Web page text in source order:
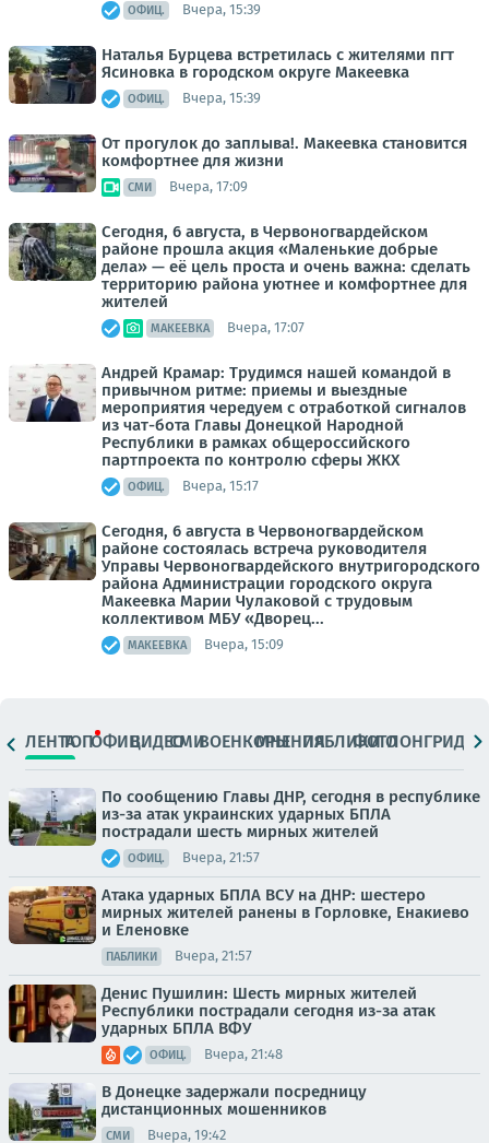
ОФИЦ. Вчера, 15:39
Наталья Бурцева встретилась с жителями пгт
Ясиновка в городском округе Макеевка
ОФИЦ. Вчера, 15:39
От прогулок до заплыва!. Макеевка становится
комфортнее для жизни
СМИ Вчера, 17:09
Сегодня, 6 августа, в Червоногвардейском
районе прошла акция «Маленькие добрые
дела» — её цель проста и очень важна: сделать
территорию района уютнее и комфортнее для
жителей
МАКЕЕВКА Вчера, 17:07
Андрей Крамар: Трудимся нашей командой в
привычном ритме: приемы и выездные
мероприятия чередуем с отработкой сигналов
из чат-бота Главы Донецкой Народной
Республики в рамках общероссийского
партпроекта по контролю сферы ЖКХ
ОФИЦ. Вчера, 15:17
Сегодня, 6 августа в Червоногвардейском
районе состоялась встреча руководителя
Управы Червоногвардейского внутригородского
района Администрации городского округа
Макеевка Марии Чулаковой с трудовым
коллективом МБУ «Дворец...
МАКЕЕВКА Вчера, 15:09
ЛЕНТАТОПОФИЦ.ВИДЕОСМИВОЕНКОРЫМНЕНИЯПАБЛИКИ
ФОТОЛОНГРИДЫ
По сообщению Главы ДНР, сегодня в республике
из-за атак украинских ударных БПЛА
пострадали шесть мирных жителей
ОФИЦ. Вчера, 21:57
Атака ударных БПЛА ВСУ на ДНР: шестеро
мирных жителей ранены в Горловке, Енакиево
и Еленовке
ПАБЛИКИ Вчера, 21:57
Денис Пушилин: Шесть мирных жителей
Республики пострадали сегодня из-за атак
ударных БПЛА ВФУ
ОФИЦ. Вчера, 21:48
В Донецке задержали посредницу
дистанционных мошенников
СМИ Вчера, 19:42